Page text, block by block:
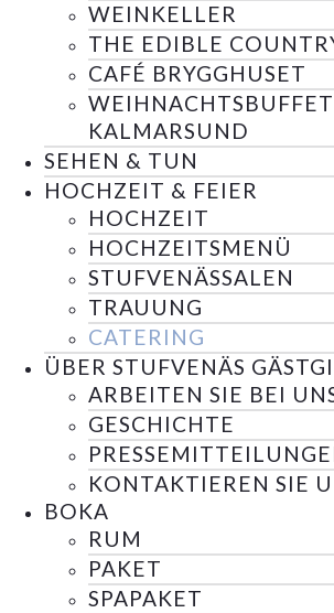
WEINKELLER
THE EDIBLE
CAFÉ BRYGGHUSET
KALMARSUND
SEHEN & TUN
HOCHZEIT & FEIER
HOCHZEIT
HOCHZEITSMENÜ
STUFVENÄSSALEN
TRAUUNG
CATERING
ÜBER STUFVENÄS
ARBEITEN SIE BEI
GESCHICHTE
KONTAKTIEREN SIE
BOKA
RUM
PAKET
SPAPAKET